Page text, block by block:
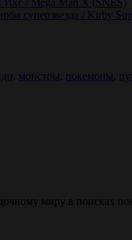
/ Mega Man X (SNES)
суперзвезда / Kirby
, монстры , покемоны ,
миру в поисках